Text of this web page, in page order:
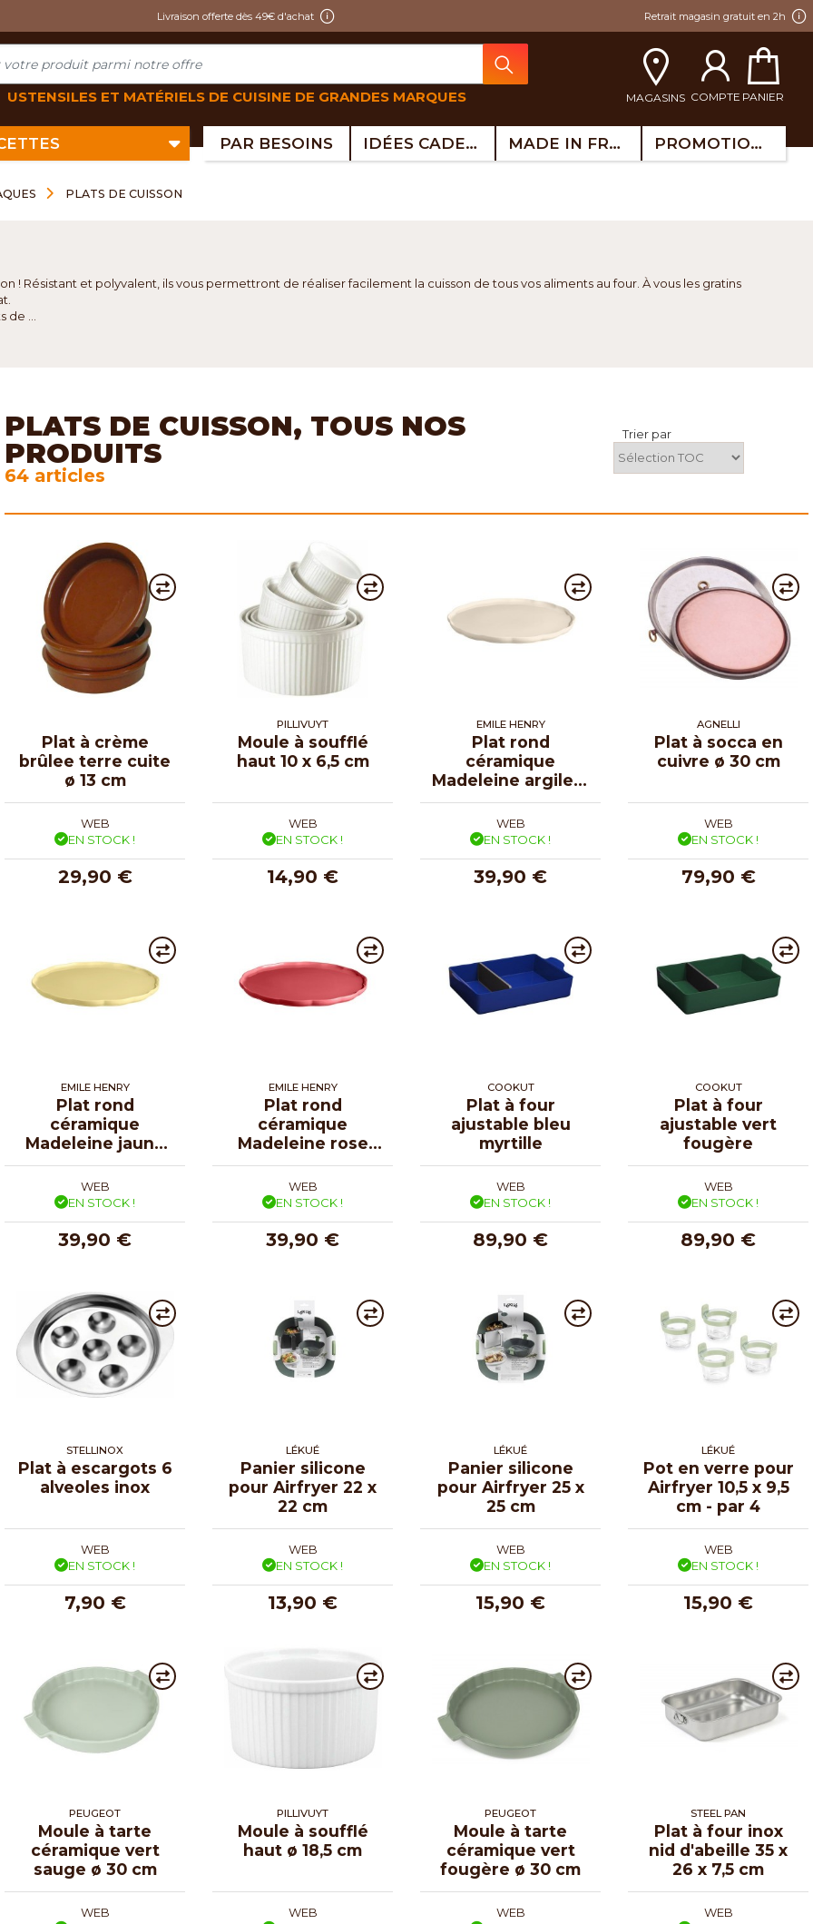
Livraison offerte dès 49€ d'achat Retrait magasin gratuit en 2h
USTENSILES ET MATÉRIELS DE CUISINE DE GRANDES MARQUES MAGASINS COMPTE PANIER
PAR BESOINS IDÉES CADEAUX MADE IN FRANCE PROMOTIONS
PLATS DE CUISSON
! Résistant et polyvalent, ils vous permettront de réaliser facilement la cuisson de tous vos aliments au four. À vous les gratins
...
PLATS DE CUISSON, TOUS NOS
PRODUITS
64 articles
Trier par
Plat à crème
brûlee terre cuite
ø 13 cm
WEB
EN STOCK !
29,90 €
PILLIVUYT
Moule à soufflé
haut 10 x 6,5 cm
WEB
EN STOCK !
14,90 €
EMILE HENRY
Plat rond
céramique
Madeleine argile ø
31 cm
WEB
EN STOCK !
39,90 €
AGNELLI
Plat à socca en
cuivre ø 30 cm
WEB
EN STOCK !
79,90 €
EMILE HENRY
Plat rond
céramique
Madeleine jaune
vanille ø 31 cm
WEB
EN STOCK !
39,90 €
EMILE HENRY
Plat rond
céramique
Madeleine rose
candy ø 31 cm
WEB
EN STOCK !
39,90 €
COOKUT
Plat à four
ajustable bleu
myrtille
WEB
EN STOCK !
89,90 €
COOKUT
Plat à four
ajustable vert
fougère
WEB
EN STOCK !
89,90 €
STELLINOX
Plat à escargots 6
alveoles inox
WEB
EN STOCK !
7,90 €
LÉKUÉ
Panier silicone
pour Airfryer 22 x
22 cm
WEB
EN STOCK !
13,90 €
LÉKUÉ
Panier silicone
pour Airfryer 25 x
25 cm
WEB
EN STOCK !
15,90 €
LÉKUÉ
Pot en verre pour
Airfryer 10,5 x 9,5
cm - par 4
WEB
EN STOCK !
15,90 €
PEUGEOT
Moule à tarte
céramique vert
sauge ø 30 cm
WEB
PILLIVUYT
Moule à soufflé
haut ø 18,5 cm
WEB
PEUGEOT
Moule à tarte
céramique vert
fougère ø 30 cm
WEB
STEEL PAN
Plat à four inox
nid d'abeille 35 x
26 x 7,5 cm
WEB